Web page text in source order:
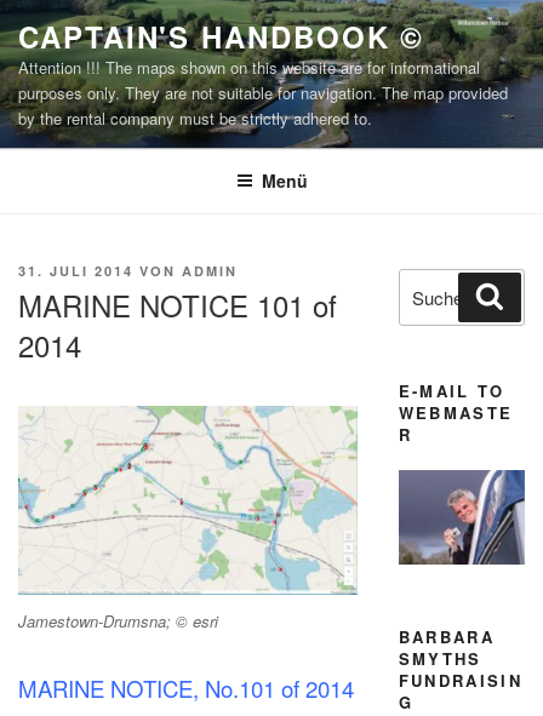
Zum
Inhalt
springen
CAPTAIN'S HANDBOOK ©
Attention !!! The maps shown on this website are for informational
purposes only. They are not suitable for navigation. The map provided
by the rental company must be strictly adhered to.
Menü
VERÖFFENTLICHT
31. JULI 2014 VON ADMIN
MARINE NOTICE 101 of
2014
Jamestown-Drumsna; © esri
MARINE NOTICE, No.101 of 2014
Suchen
nach:
E-MAIL TO
WEBMASTE
R
BARBARA
SMYTHS
FUNDRAISIN
G